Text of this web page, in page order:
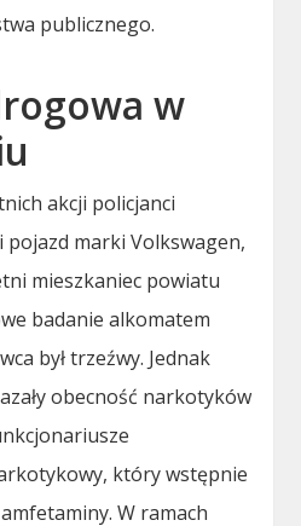
publicznego.
w
akcji policjanci
marki Volkswagen,
mieszkaniec powiatu
badanie alkomatem
był trzeźwy. Jednak
obecność narkotyków
który wstępnie
W ramach